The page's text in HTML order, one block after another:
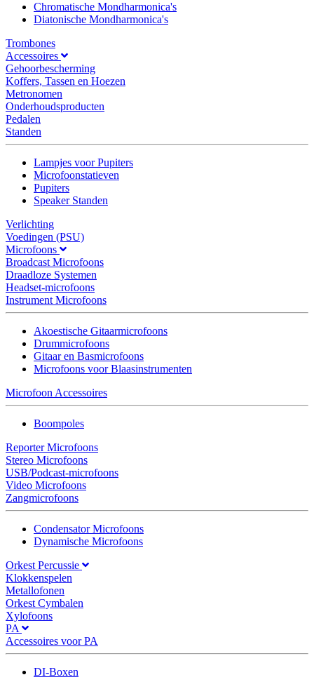
Chromatische Mondharmonica's
Diatonische Mondharmonica's
Trombones
Accessoires
Gehoorbescherming
Koffers, Tassen en Hoezen
Metronomen
Onderhoudsproducten
Pedalen
Standen
Lampjes voor Pupiters
Microfoonstatieven
Pupiters
Speaker Standen
Verlichting
Voedingen (PSU)
Microfoons
Broadcast Microfoons
Draadloze Systemen
Headset-microfoons
Instrument Microfoons
Akoestische Gitaarmicrofoons
Drummicrofoons
Gitaar en Basmicrofoons
Microfoons voor Blaasinstrumenten
Microfoon Accessoires
Boompoles
Reporter Microfoons
Stereo Microfoons
USB/Podcast-microfoons
Video Microfoons
Zangmicrofoons
Condensator Microfoons
Dynamische Microfoons
Orkest Percussie
Klokkenspelen
Metallofonen
Orkest Cymbalen
Xylofoons
PA
Accessoires voor PA
DI-Boxen